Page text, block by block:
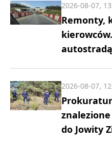
Remonty,
autostradą
2026-08-07,
do Jowity
2026-08-07,